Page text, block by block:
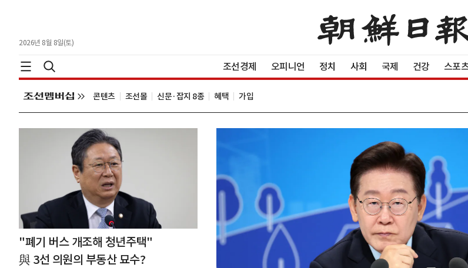
2026년 8월 8일(토)
조선경제 오피니언 정치 사회 국제 건강 스포
콘텐츠 조선몰 신문·잡지 8종 혜택 가입
"폐기 버스 개조해 청년주택"
與 3선 의원의 부동산 묘수?